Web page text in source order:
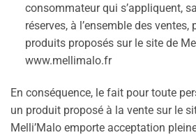
consommateur qui s’appliquent,
réserves, à l’ensemble des ventes,
produits proposés sur le site de
www.mellimalo.fr
En conséquence, le fait pour toute
un produit proposé à la vente sur le
Melli’Malo emporte acceptation